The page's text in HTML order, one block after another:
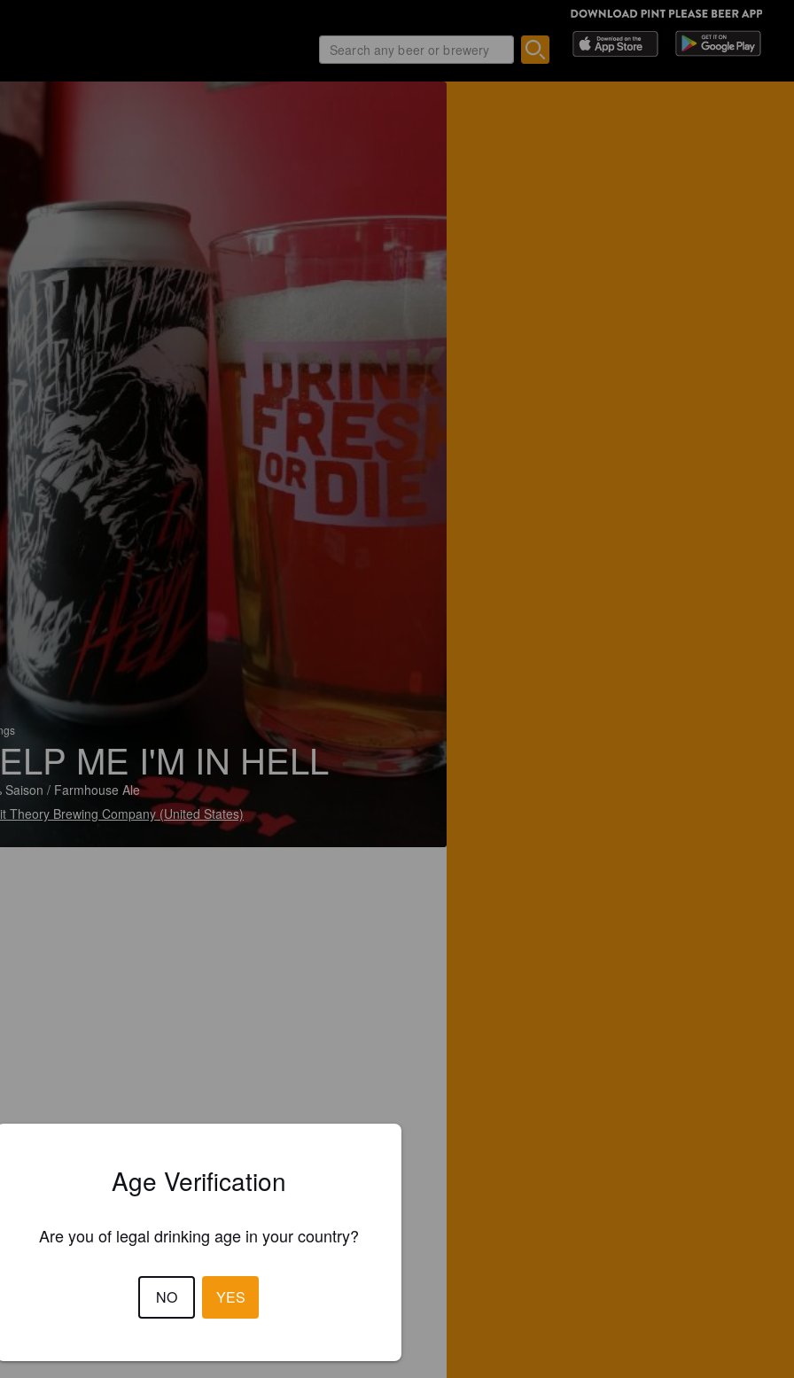
ME I'M IN HELL
Saison / Farmhouse Ale
Theory Brewing Company (United States)
Age Verification
Are you of legal drinking age in your country?
NO YES